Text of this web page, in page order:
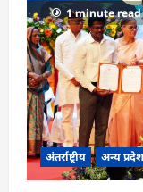
1 minute read
अंतर्राष्ट्रीय अन्य प्रदेश